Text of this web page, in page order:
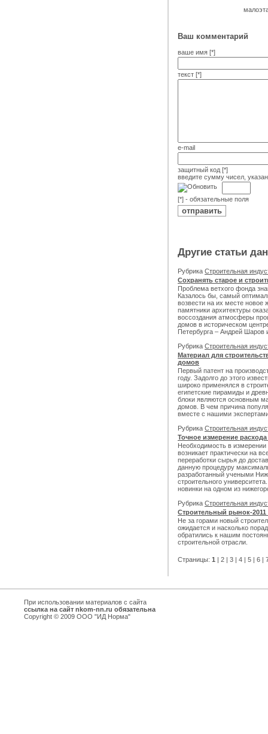
Ваш комментарий
ваше имя [*]
текст [*]
e-mail
защитный код [*]
введите сумму чисел,
[*] - обязательные поля
Другие статьи
Рубрика Строительная
Сохранять старое и
Проблема ветхого фонда
Казалось бы, самый
возвести на их месте новое
памятники архитектуры
воссоздания атмосферы
домов в историческом
Петербурга – Андрей Шаров
Рубрика Строительная
Материал для
домов
Первый патент на
году. Задолго до этого
широко применялся в
египетские пирамиды и
блоки являются основным
домов. В чем причина
вместе с нашими
Рубрика Строительная
Точное измерение
Необходимость в
возникает практически на
переработки сырья до
данную процедуру
разработанный учеными
строительного
новинки на одном из
Рубрика Строительная
Строительный рынок-2011
Не за горами новый
ожидается и насколько
обратились к нашим
строительной отрасли.
Страницы: 1 | 2 | 3 | 4 | 5 | 6 |
При использовании материалов с сайта
ссылка на сайт nkom-nn.ru обязательна
Copyright © 2009 ООО "ИД Норма"